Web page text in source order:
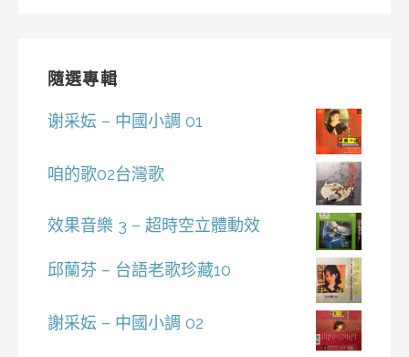
隨選專輯
谢采妘 – 中國小調 01
咱的歌02台灣歌
效果音樂 3 – 超時空立體動效
邱蘭芬 – 台語老歌珍藏10
謝采妘 – 中國小調 02